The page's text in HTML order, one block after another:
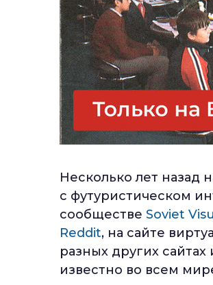
Несколько лет назад
с футуристическом
сообществе Soviet
Reddit, на сайте
разных других сайтах
известно во всем